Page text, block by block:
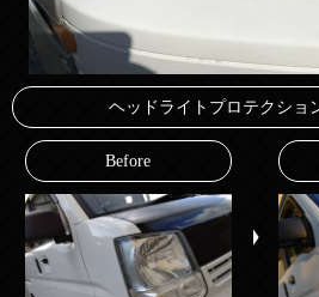
ヘッドライトプロテクショ
Before